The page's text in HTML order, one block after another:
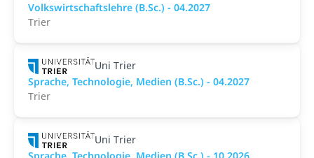
Volkswirtschaftslehre (B.Sc.) - 04.2027
Trier
Uni Trier
Sprache, Technologie, Medien (B.Sc.) - 04.2027
Trier
Uni Trier